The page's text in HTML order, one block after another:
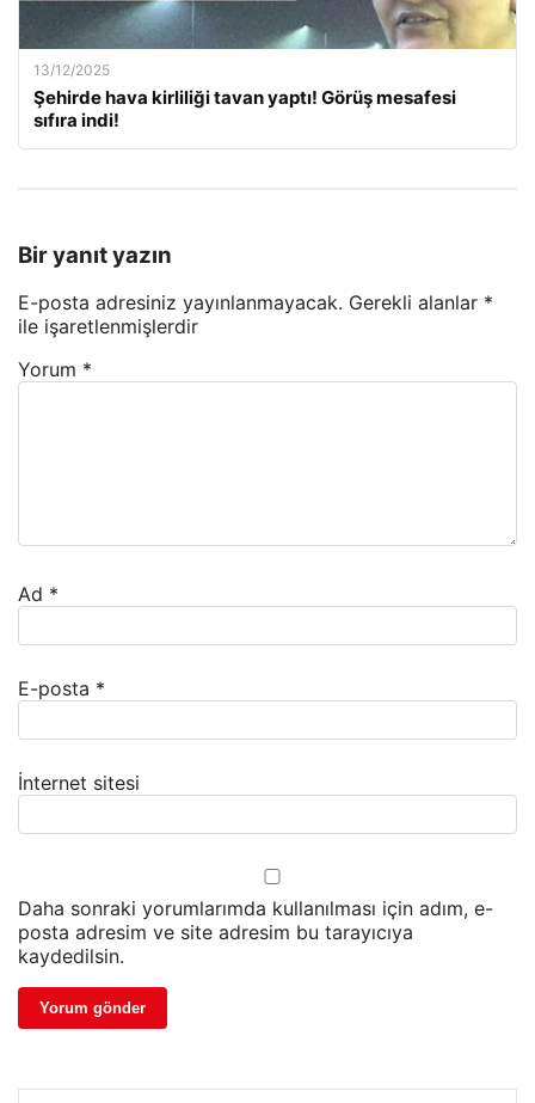
13/12/2025
Şehirde hava kirliliği tavan yaptı! Görüş mesafesi
sıfıra indi!
Bir yanıt yazın
E-posta adresiniz yayınlanmayacak. Gerekli alanlar *
ile işaretlenmişlerdir
Yorum *
Ad *
E-posta *
İnternet sitesi
Daha sonraki yorumlarımda kullanılması için adım, e-
posta adresim ve site adresim bu tarayıcıya
kaydedilsin.